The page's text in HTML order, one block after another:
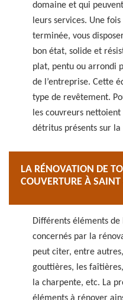
domaine et qui
leurs services. Une
terminée, vous
bon état, solide et
plat, pentu ou arrondi
de l’entreprise. Cette
type de revêtement.
les couvreurs
détritus présents sur
LA RÉNOVATION DE
COUVERTURE À
Différents éléments
concernés par la
peut citer, entre
gouttières, les
la charpente, etc. La